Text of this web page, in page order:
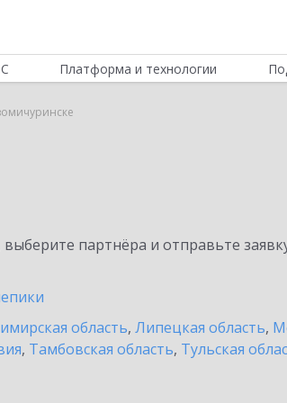
Платформа и технологии
партнёра и отправьте
область, Липецкая область,
, Тамбовская область, Тульская